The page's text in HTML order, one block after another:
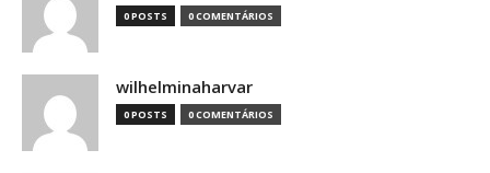
0 POSTS 0 COMENTÁRIOS
wilhelminaharvar
0 POSTS 0 COMENTÁRIOS